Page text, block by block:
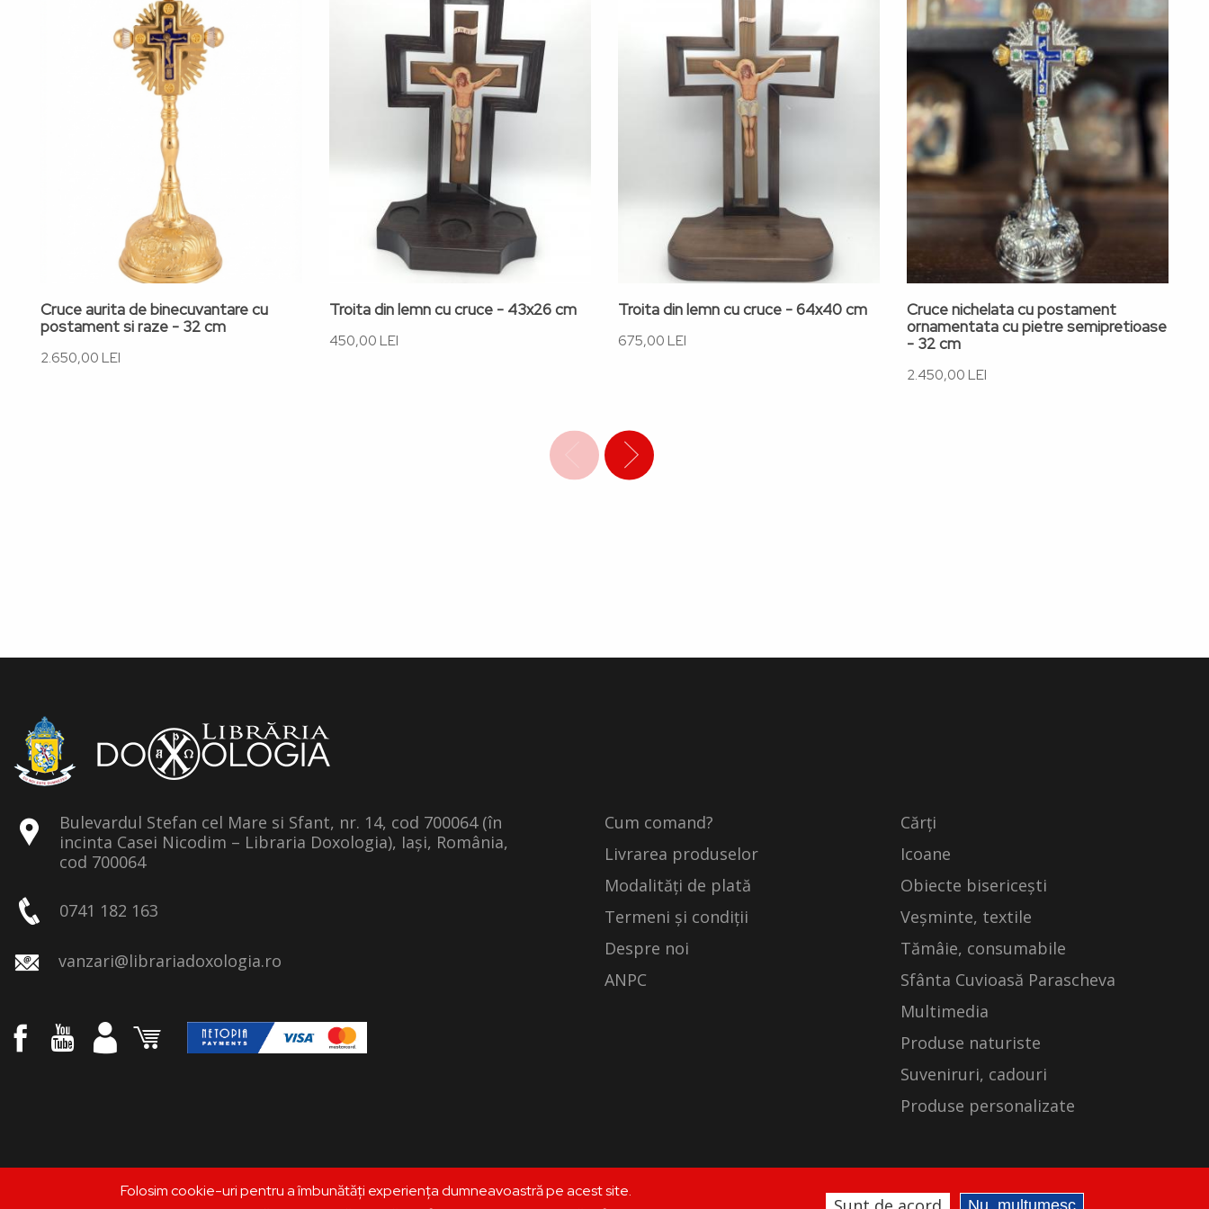
Cruce aurita de binecuvantare cu
postament si raze - 32 cm
2.650,00 LEI
Troita din lemn cu cruce - 43x26 cm
450,00 LEI
Troita din lemn cu cruce - 64x40 cm
675,00 LEI
Cruce nichelata cu postament
ornamentata cu pietre semipretioase
- 32 cm
2.450,00 LEI
Bulevardul Stefan cel Mare si Sfant, nr. 14, cod 700064 (în
incinta Casei Nicodim – Libraria Doxologia), Iași, România,
cod 700064
0741 182 163
vanzari@librariadoxologia.ro
Cum comand?
Livrarea produselor
Modalități de plată
Termeni și condiții
Despre noi
ANPC
Cărți
Icoane
Obiecte bisericești
Veșminte, textile
Tămâie, consumabile
Sfânta Cuvioasă Parascheva
Multimedia
Produse naturiste
Suveniruri, cadouri
Produse personalizate
Folosim cookie-uri pentru a îmbunătăți experiența dumneavoastră pe acest site.
Nu, mulțumesc